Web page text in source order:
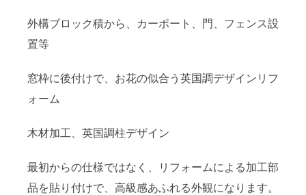
外構ブロック積から、カーポート、門、フェンス設
置等
窓枠に後付けで、お花の似合う英国調デザインリフ
ォーム
木材加工、英国調柱デザイン
最初からの仕様ではなく、リフォームによる加工部
品を貼り付けで、高級感あふれる外観になります。